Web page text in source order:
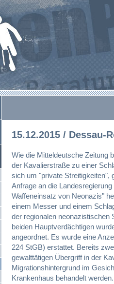
15.12.2015 / Dessau-
Wie die Mitteldeutsche Zeitung
der Kavalierstraße zu einer
sich um "private Streitigkeiten",
Anfrage an die
Waffeneinsatz von Neonazis"
einem Messer und einem
der regionalen neonazistischen
beiden Hauptverdächtigen
angeordnet. Es wurde eine
224 StGB) erstattet. Bereits
gewalttätigen Übergriff in der
Migrationshintergrund im
Krankenhaus behandelt werden.